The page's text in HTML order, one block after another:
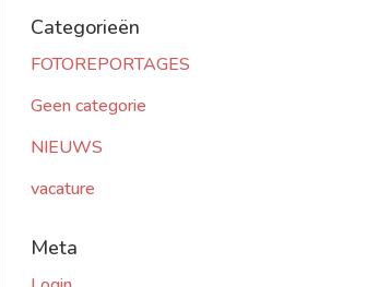
Categorieën
FOTOREPORTAGES
Geen categorie
NIEUWS
vacature
Meta